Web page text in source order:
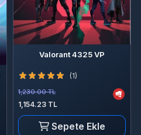
Valorant 4325 VP
(1)
1,230.00 TL
1,154.23 TL
Sepete Ekle